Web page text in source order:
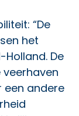
“De
het
De
een andere